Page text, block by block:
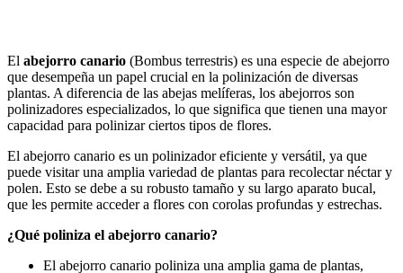
El abejorro canario (Bombus terrestris) es una especie de abejorro
que desempeña un papel crucial en la polinización de diversas
plantas. A diferencia de las abejas melíferas, los abejorros son
polinizadores especializados, lo que significa que tienen una mayor
capacidad para polinizar ciertos tipos de flores.
El abejorro canario es un polinizador eficiente y versátil, ya que
puede visitar una amplia variedad de plantas para recolectar néctar y
polen. Esto se debe a su robusto tamaño y su largo aparato bucal,
que les permite acceder a flores con corolas profundas y estrechas.
¿Qué poliniza el abejorro canario?
El abejorro canario poliniza una amplia gama de plantas,